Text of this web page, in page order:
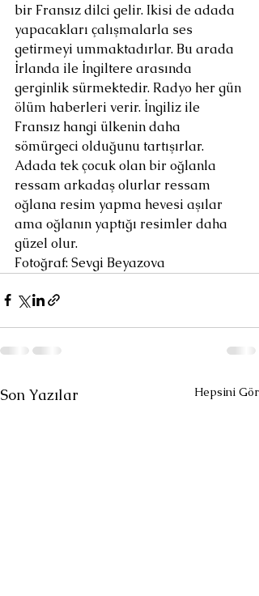
bir Fransız dilci gelir. Ikisi de adada
yapacakları çalışmalarla ses
getirmeyi ummaktadırlar. Bu arada
İrlanda ile İngiltere arasında
gerginlik sürmektedir. Radyo her gün
ölüm haberleri verir. İngiliz ile
Fransız hangi ülkenin daha
sömürgeci olduğunu tartışırlar.
Adada tek çocuk olan bir oğlanla
ressam arkadaş olurlar ressam
oğlana resim yapma hevesi aşılar
ama oğlanın yaptığı resimler daha
güzel olur.
Fotoğraf: Sevgi Beyazova
Son Yazılar Hepsini Gör